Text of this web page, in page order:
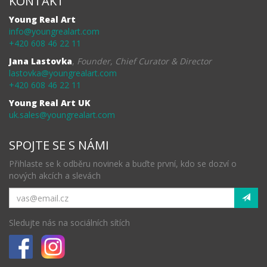
Young Real Art
info@youngrealart.com
+420 608 46 22 11
Jana Lastovka, Founder, Chief Curator & Director
lastovka@youngrealart.com
+420 608 46 22 11
Young Real Art UK
uk.sales@youngrealart.com
SPOJTE SE S NÁMI
Přihlaste se k odběru novinek a buďte první, kdo se dozví o
nových akcích a slevách
Sledujte nás na sociálních sítích